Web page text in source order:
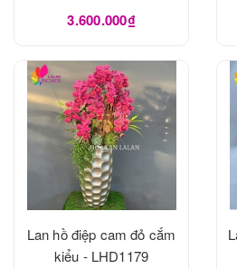
3.600.000₫
Lan hồ điệp cam đỏ cắm
kiểu - LHD1179